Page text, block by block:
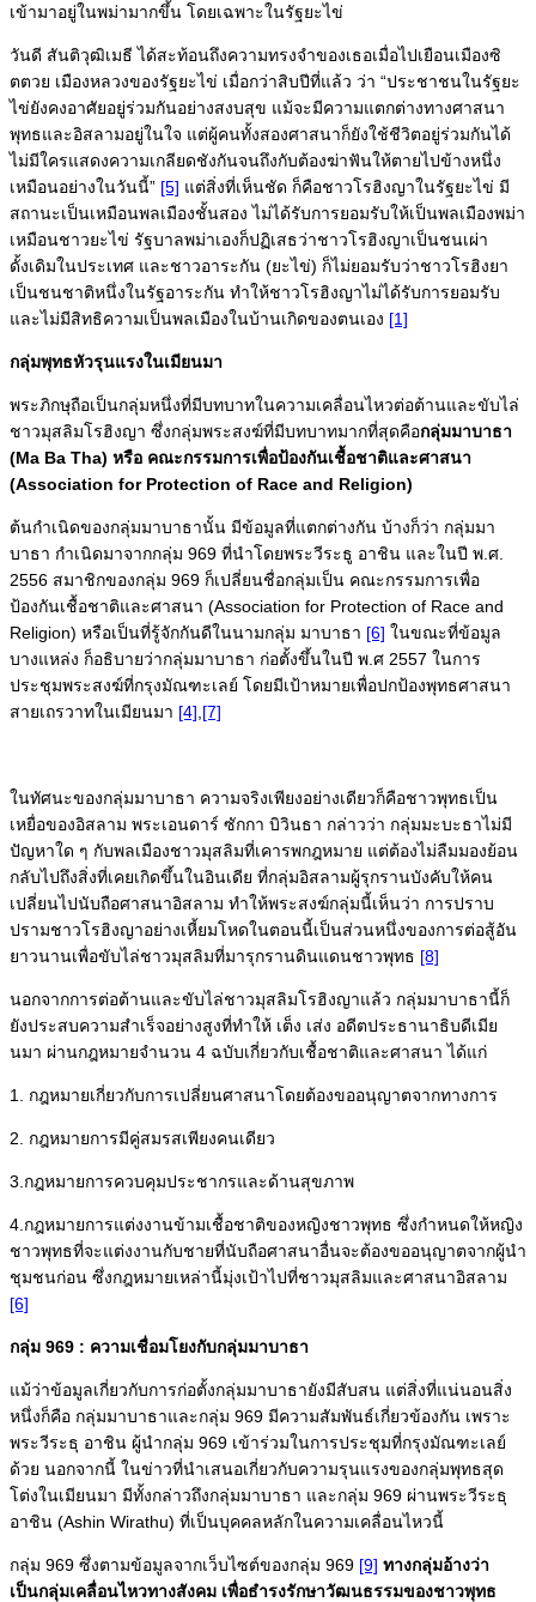
เข้ามาอยู่ในพม่ามากขึ้น โดยเฉพาะในรัฐยะไข่
วันดี สันติวุฒิเมธี ได้สะท้อนถึงความทรงจำของเธอเมื่อไปเยือนเมืองซิ
ตตวย เมืองหลวงของรัฐยะไข่ เมื่อกว่าสิบปีที่แล้ว ว่า “ประชาชนในรัฐยะ
ไข่ยังคงอาศัยอยู่ร่วมกันอย่างสงบสุข แม้จะมีความแตกต่างทางศาสนา
พุทธและอิสลามอยู่ในใจ แต่ผู้คนทั้งสองศาสนาก็ยังใช้ชีวิตอยู่ร่วมกันได้
ไม่มีใครแสดงความเกลียดชังกันจนถึงกับต้องฆ่าฟันให้ตายไปข้างหนึ่ง
เหมือนอย่างในวันนี้” [5] แต่สิ่งที่เห็นชัด ก็คือชาวโรฮิงญาในรัฐยะไข่ มี
สถานะเป็นเหมือนพลเมืองชั้นสอง ไม่ได้รับการยอมรับให้เป็นพลเมืองพม่า
เหมือนชาวยะไข่ รัฐบาลพม่าเองก็ปฏิเสธว่าชาวโรฮิงญาเป็นชนเผ่า
ดั้งเดิมในประเทศ และชาวอาระกัน (ยะไข่) ก็ไม่ยอมรับว่าชาวโรฮิงยา
เป็นชนชาติหนึ่งในรัฐอาระกัน ทำให้ชาวโรฮิงญาไม่ได้รับการยอมรับ
และไม่มีสิทธิความเป็นพลเมืองในบ้านเกิดของตนเอง [1]
กลุ่มพุทธหัวรุนแรงในเมียนมา
พระภิกษุถือเป็นกลุ่มหนึ่งที่มีบทบาทในความเคลื่อนไหวต่อต้านและขับไล่
ชาวมุสลิมโรฮิงญา ซึ่งกลุ่มพระสงฆ์ที่มีบทบาทมากที่สุดคือกลุ่มมาบาธา
(Ma Ba Tha) หรือ คณะกรรมการเพื่อป้องกันเชื้อชาติและศาสนา
(Association for Protection of Race and Religion)
ต้นกำเนิดของกลุ่มมาบาธานั้น มีข้อมูลที่แตกต่างกัน บ้างก็ว่า กลุ่มมา
บาธา กำเนิดมาจากกลุ่ม 969 ที่นำโดยพระวีระธู อาชิน และในปี พ.ศ.
2556 สมาชิกของกลุ่ม 969 ก็เปลี่ยนชื่อกลุ่มเป็น คณะกรรมการเพื่อ
ป้องกันเชื้อชาติและศาสนา (Association for Protection of Race and
Religion) หรือเป็นที่รู้จักกันดีในนามกลุ่ม มาบาธา [6] ในขณะที่ข้อมูล
บางแหล่ง ก็อธิบายว่ากลุ่มมาบาธา ก่อตั้งขึ้นในปี พ.ศ 2557 ในการ
ประชุมพระสงฆ์ที่กรุงมัณฑะเลย์ โดยมีเป้าหมายเพื่อปกป้องพุทธศาสนา
สายเถรวาทในเมียนมา [4] [7]
ในทัศนะของกลุ่มมาบาธา ความจริงเพียงอย่างเดียวก็คือชาวพุทธเป็น
เหยื่อของอิสลาม พระเอนดาร์ ซักกา บิวินธา กล่าวว่า กลุ่มมะบะธาไม่มี
ปัญหาใด ๆ กับพลเมืองชาวมุสลิมที่เคารพกฎหมาย แต่ต้องไม่ลืมมองย้อน
กลับไปถึงสิ่งที่เคยเกิดขึ้นในอินเดีย ที่กลุ่มอิสลามผู้รุกรานบังคับให้คน
เปลี่ยนไปนับถือศาสนาอิสลาม ทำให้พระสงฆ์กลุ่มนี้เห็นว่า การปราบ
ปรามชาวโรฮิงญาอย่างเหี้ยมโหดในตอนนี้เป็นส่วนหนึ่งของการต่อสู้อัน
ยาวนานเพื่อขับไล่ชาวมุสลิมที่มารุกรานดินแดนชาวพุทธ [8]
นอกจากการต่อต้านและขับไล่ชาวมุสลิมโรฮิงญาแล้ว กลุ่มมาบาธานี้ก็
ยังประสบความสำเร็จอย่างสูงที่ทำให้ เต็ง เส่ง อดีตประธานาธิบดีเมีย
นมา ผ่านกฎหมายจำนวน 4 ฉบับเกี่ยวกับเชื้อชาติและศาสนา ได้แก่
1. กฎหมายเกี่ยวกับการเปลี่ยนศาสนาโดยต้องขออนุญาตจากทางการ
2. กฎหมายการมีคู่สมรสเพียงคนเดียว
3.กฎหมายการควบคุมประชากรและด้านสุขภาพ
4.กฎหมายการแต่งงานข้ามเชื้อชาติของหญิงชาวพุทธ ซึ่งกำหนดให้หญิง
ชาวพุทธที่จะแต่งงานกับชายที่นับถือศาสนาอื่นจะต้องขออนุญาตจากผู้นำ
ชุมชนก่อน ซึ่งกฎหมายเหล่านี้มุ่งเป้าไปที่ชาวมุสลิมและศาสนาอิสลาม
[6]
กลุ่ม 969 : ความเชื่อมโยงกับกลุ่มมาบาธา
แม้ว่าข้อมูลเกี่ยวกับการก่อตั้งกลุ่มมาบาธายังมีสับสน แต่สิ่งที่แน่นอนสิ่ง
หนึ่งก็คือ กลุ่มมาบาธาและกลุ่ม 969 มีความสัมพันธ์เกี่ยวข้องกัน เพราะ
พระวีระธุ อาชิน ผู้นำกลุ่ม 969 เข้าร่วมในการประชุมที่กรุงมัณฑะเลย์
ด้วย นอกจากนี้ ในข่าวที่นำเสนอเกี่ยวกับความรุนแรงของกลุ่มพุทธสุด
โต่งในเมียนมา มีทั้งกล่าวถึงกลุ่มมาบาธา และกลุ่ม 969 ผ่านพระวีระธุ
อาชิน (Ashin Wirathu) ที่เป็นบุคคลหลักในความเคลื่อนไหวนี้
กลุ่ม 969 ซึ่งตามข้อมูลจากเว็บไซต์ของกลุ่ม 969 [9] ทางกลุ่มอ้างว่า
เป็นกลุ่มเคลื่อนไหวทางสังคม เพื่อธำรงรักษาวัฒนธรรมของชาวพุทธ